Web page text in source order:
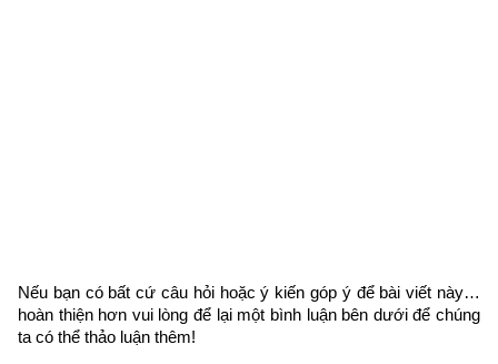
Lục diệu
Nếu bạn có bất cứ câu hỏi hoặc ý kiến góp ý để bài viết này…
hoàn thiện hơn vui lòng để lại một bình luận bên dưới để chúng
ta có thể thảo luận thêm!